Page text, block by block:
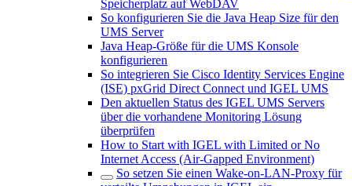
Speicherplatz auf WebDAV
So konfigurieren Sie die Java Heap Size für den
UMS Server
Java Heap-Größe für die UMS Konsole
konfigurieren
So integrieren Sie Cisco Identity Services Engine
(ISE) pxGrid Direct Connect und IGEL UMS
Den aktuellen Status des IGEL UMS Servers
über die vorhandene Monitoring Lösung
überprüfen
How to Start with IGEL with Limited or No
Internet Access (Air-Gapped Environment)
So setzen Sie einen Wake-on-LAN-Proxy für